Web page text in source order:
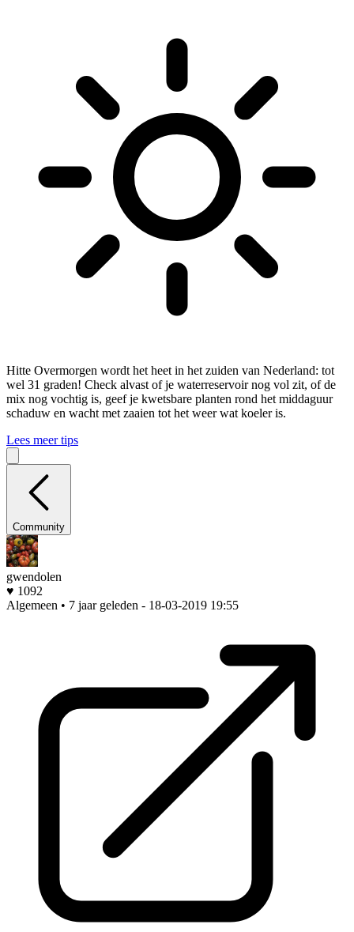
Hitte Overmorgen wordt het heet in het zuiden van Nederland: tot
wel 31 graden! Check alvast of je waterreservoir nog vol zit, of de
mix nog vochtig is, geef je kwetsbare planten rond het middaguur
schaduw en wacht met zaaien tot het weer wat koeler is.
Lees meer tips
Community
gwendolen
♥ 1092
Algemeen • 7 jaar geleden - 18-03-2019 19:55